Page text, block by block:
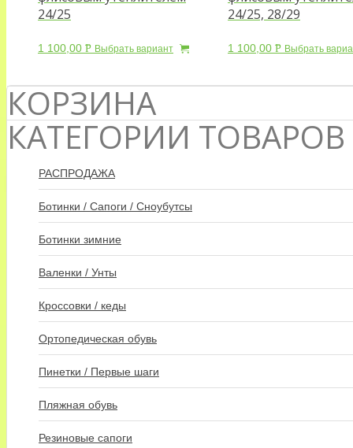
24/25
1 100,00 Р Выбрать вариант
24/25, 28/29
1 100,00 Р Выбрать
КОРЗИНА
КАТЕГОРИИ ТОВАРОВ
РАСПРОДАЖА
Ботинки / Сапоги / Сноубутсы
Ботинки зимние
Валенки / Унты
Кроссовки / кеды
Ортопедическая обувь
Пинетки / Первые шаги
Пляжная обувь
Резиновые сапоги